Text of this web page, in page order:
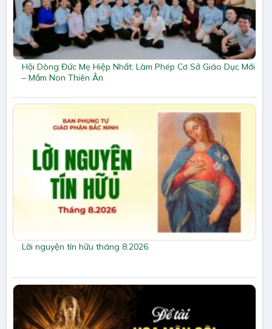
Hội Dòng Đức Mẹ Hiệp Nhất: Làm Phép Cơ Sở Giáo Dục Mới
– Mầm Non Thiên Ân
Lời nguyện tín hữu tháng 8.2026